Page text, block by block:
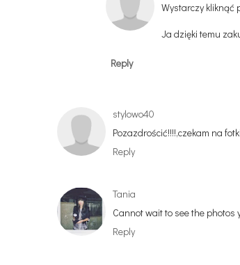
Wystarczy kliknąć
Ja dzięki temu
Reply
stylowo40
Pozazdrościć!!!!,czekam na
Reply
Tania
Cannot wait to see the photos
Reply